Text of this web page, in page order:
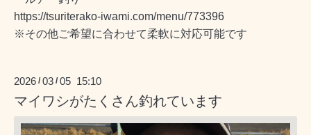
https://tsuriterako-iwami.com/menu/773396
※その他ご希望に合わせて柔軟に対応可能です
2026 /03 /05 15:10
マイワシがたくさん釣れています